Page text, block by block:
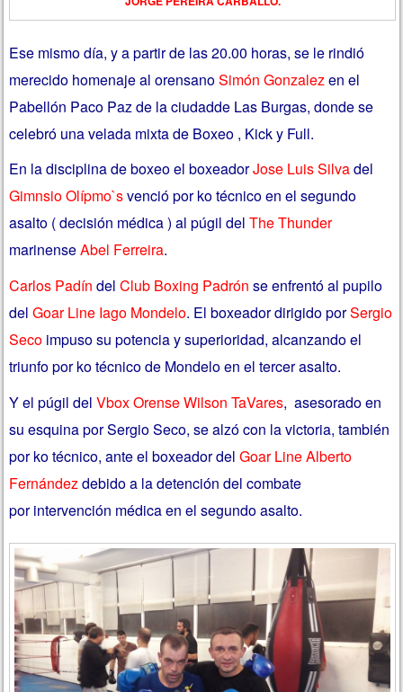
Ese mismo día, y a partir de las 20.00 horas, se le rindió
merecido homenaje al orensanoSimón Gonzalezen el
Pabellón Paco Paz de la ciudadde Las Burgas, donde se
celebró una velada mixta de Boxeo , Kick y Full.
En la disciplina de boxeo el boxeadorJose Luis Silvadel
Gimnsio Olípmo`svenció por ko técnico en el segundo
asalto ( decisión médica ) al púgil delThe Thunder
marinenseAbel Ferreira.
Carlos Padín delClub Boxing Padrón se enfrentó al pupilo
delGoar Line Iago Mondelo. El boxeador dirigido porSergio
Seco impuso su potencia y superioridad, alcanzando el
triunfo por ko técnico de Mondelo en el tercer asalto.
Y el púgil delVbox Orense Wilson TaVares, asesorado en
su esquina por Sergio Seco, se alzó con la victoria, también
por ko técnico, ante el boxeador delGoar Line Alberto
Fernándezdebido a la detención del combate
por intervención médica en el segundo asalto.